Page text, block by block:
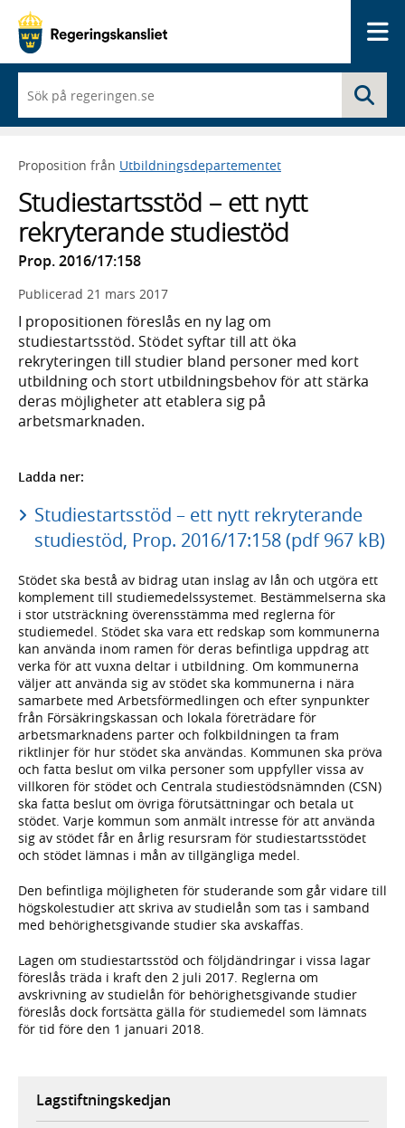
du
börjar
skriva
framträder
lista
med
sökförslag
Proposition från Utbildningsdepartementet
Studiestartsstöd – ett nytt
rekryterande studiestöd
Prop. 2016/17:158
Publicerad 21 mars 2017
I propositionen föreslås en ny lag om
studiestartsstöd. Stödet syftar till att öka
rekryteringen till studier bland personer med kort
utbildning och stort utbildningsbehov för att stärka
deras möjligheter att etablera sig på
arbetsmarknaden.
Ladda ner:
Studiestartsstöd – ett nytt rekryterande
studiestöd, Prop. 2016/17:158 (pdf 967 kB)
Stödet ska bestå av bidrag utan inslag av lån och utgöra ett
komplement till studiemedelssystemet. Bestämmelserna ska
i stor utsträckning överensstämma med reglerna för
studiemedel. Stödet ska vara ett redskap som kommunerna
kan använda inom ramen för deras befintliga uppdrag att
verka för att vuxna deltar i utbildning. Om kommunerna
väljer att använda sig av stödet ska kommunerna i nära
samarbete med Arbetsförmedlingen och efter synpunkter
från Försäkringskassan och lokala företrädare för
arbetsmarknadens parter och folkbildningen ta fram
riktlinjer för hur stödet ska användas. Kommunen ska pröva
och fatta beslut om vilka personer som uppfyller vissa av
villkoren för stödet och Centrala studiestödsnämnden (CSN)
ska fatta beslut om övriga förutsättningar och betala ut
stödet. Varje kommun som anmält intresse för att använda
sig av stödet får en årlig resursram för studiestartsstödet
och stödet lämnas i mån av tillgängliga medel.
Den befintliga möjligheten för studerande som går vidare till
högskolestudier att skriva av studielån som tas i samband
med behörighetsgivande studier ska avskaffas.
Lagen om studiestartsstöd och följdändringar i vissa lagar
föreslås träda i kraft den 2 juli 2017. Reglerna om
avskrivning av studielån för behörighetsgivande studier
föreslås dock fortsätta gälla för studiemedel som lämnats
för tid före den 1 januari 2018.
Lagstiftningskedjan